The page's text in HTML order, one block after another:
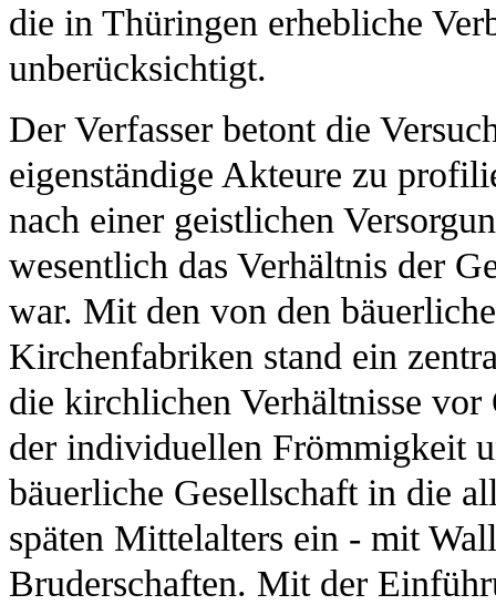
die in Thüringen erhebliche
unberücksichtigt.
Der Verfasser betont die
eigenständige Akteure zu
nach einer geistlichen
wesentlich das Verhältnis der
war. Mit den von den
Kirchenfabriken stand ein
die kirchlichen Verhältnisse
der individuellen Frömmigkeit
bäuerliche Gesellschaft in die
späten Mittelalters ein - mit
Bruderschaften. Mit der